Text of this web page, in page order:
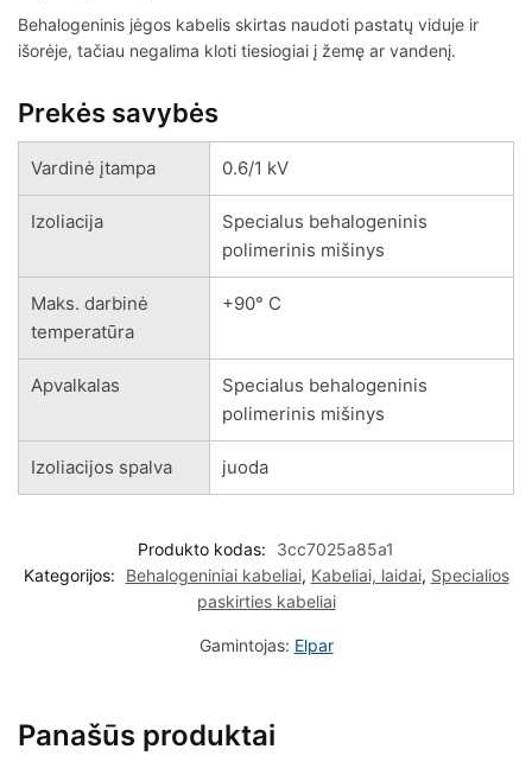
Behalogeninis jėgos kabelis skirtas naudoti pastatų viduje ir
išorėje, tačiau negalima kloti tiesiogiai į žemę ar vandenį.
Prekės savybės
Vardinė įtampa 0.6/1 kV
Izoliacija
Specialus behalogeninis
polimerinis mišinys
Maks. darbinė
temperatūra
+90° C
Apvalkalas
Specialus behalogeninis
polimerinis mišinys
Izoliacijos spalva juoda
Produkto kodas:
3cc7025a85a1
Kategorijos:
Behalogeniniai kabeliai, Kabeliai, laidai, Specialios
paskirties kabeliai
Gamintojas: Elpar
Panašūs produktai